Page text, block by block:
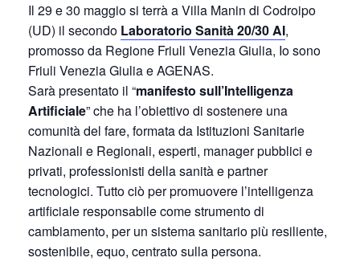
Il 29 e 30 maggio si terrà a Villa Manin di Codroipo
(UD) il secondo Laboratorio Sanità 20/30 AI,
promosso da Regione Friuli Venezia Giulia, Io sono
Friuli Venezia Giulia e AGENAS.
Sarà presentato il “manifesto sull’Intelligenza
Artificiale” che ha l’obiettivo di sostenere una
comunità del fare, formata da Istituzioni Sanitarie
Nazionali e Regionali, esperti, manager pubblici e
privati, professionisti della sanità e partner
tecnologici. Tutto ciò per promuovere l’intelligenza
artificiale responsabile come strumento di
cambiamento, per un sistema sanitario più resiliente,
sostenibile, equo, centrato sulla persona.